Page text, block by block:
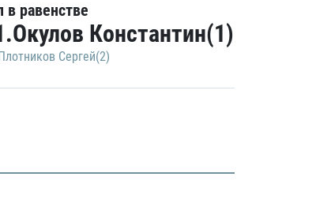
в равенстве
Константин(1)
Сергей(2)